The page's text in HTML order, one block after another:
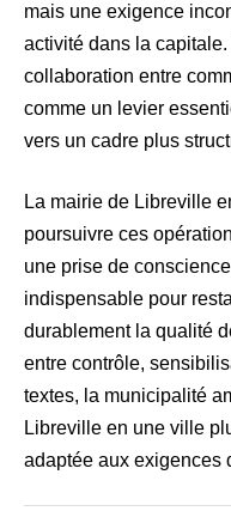
mais une exigence
activité dans la
collaboration entre
comme un levier
vers un cadre plus
La mairie de Libreville
poursuivre ces
une prise de
indispensable pour
durablement la qualité
entre contrôle,
textes, la municipalité
Libreville en une ville
adaptée aux exigences